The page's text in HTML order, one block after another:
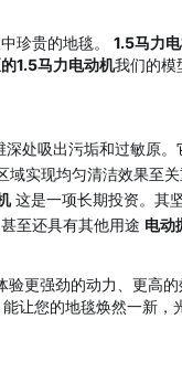
珍贵的地毯。 1.5马力
1.5马力电动机我们的模
处吸出污垢和过敏原
实现均匀清洁效果至关
这是一项长期投资。其
至还具有其他用途 电动
更强劲的动力、更高
让您的地毯焕然一新，